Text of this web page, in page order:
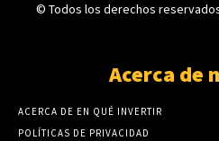
© Todos los derechos
Acerca de
ACERCA DE EN QUÉ INVERTIR
POLÍTICAS DE PRIVACIDAD